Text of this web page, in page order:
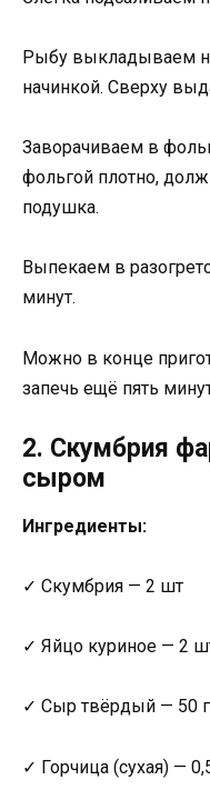
Рыбу выкладываем
начинкой. Сверху
Заворачиваем в
фольгой плотно,
подушка.
Выпекаем в
минут.
Можно в конце
запечь ещё пять
2. Скумбрия
сыром
Ингредиенты:
✓ Скумбрия — 2 шт
✓ Яйцо куриное — 2
✓ Сыр твёрдый — 50
✓ Горчица (сухая) —